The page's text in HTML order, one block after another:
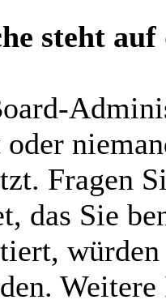
steht
Fragen
das Sie